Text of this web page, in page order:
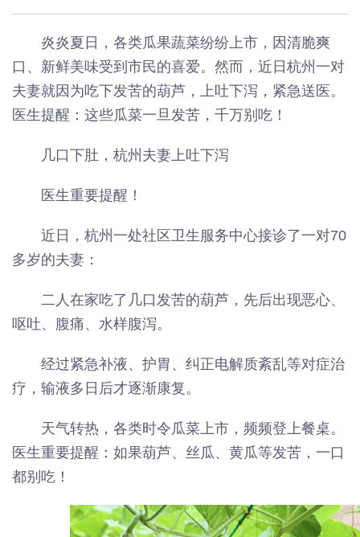
炎炎夏日，各类瓜果蔬菜纷纷上市，因清脆爽
口、新鲜美味受到市民的喜爱。然而，近日杭州一对
夫妻就因为吃下发苦的葫芦，上吐下泻，紧急送医。
医生提醒：这些瓜菜一旦发苦，千万别吃！
几口下肚，杭州夫妻上吐下泻
医生重要提醒！
近日，杭州一处社区卫生服务中心接诊了一对70
多岁的夫妻：
二人在家吃了几口发苦的葫芦，先后出现恶心、
呕吐、腹痛、水样腹泻。
经过紧急补液、护胃、纠正电解质紊乱等对症治
疗，输液多日后才逐渐康复。
天气转热，各类时令瓜菜上市，频频登上餐桌。
医生重要提醒：如果葫芦、丝瓜、黄瓜等发苦，一口
都别吃！